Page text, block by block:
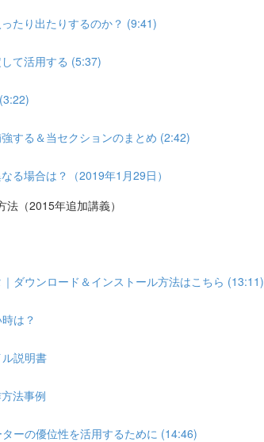
たり出たりするのか？ (9:41)
て活用する (5:37)
する＆当セクションのまとめ (2:42)
る場合は？（2019年1月29日）
（2015年追加講義）
ダウンロード＆インストール方法はこちら (13:11)
は？
説明書
法事例
ーの優位性を活用するために (14:46)